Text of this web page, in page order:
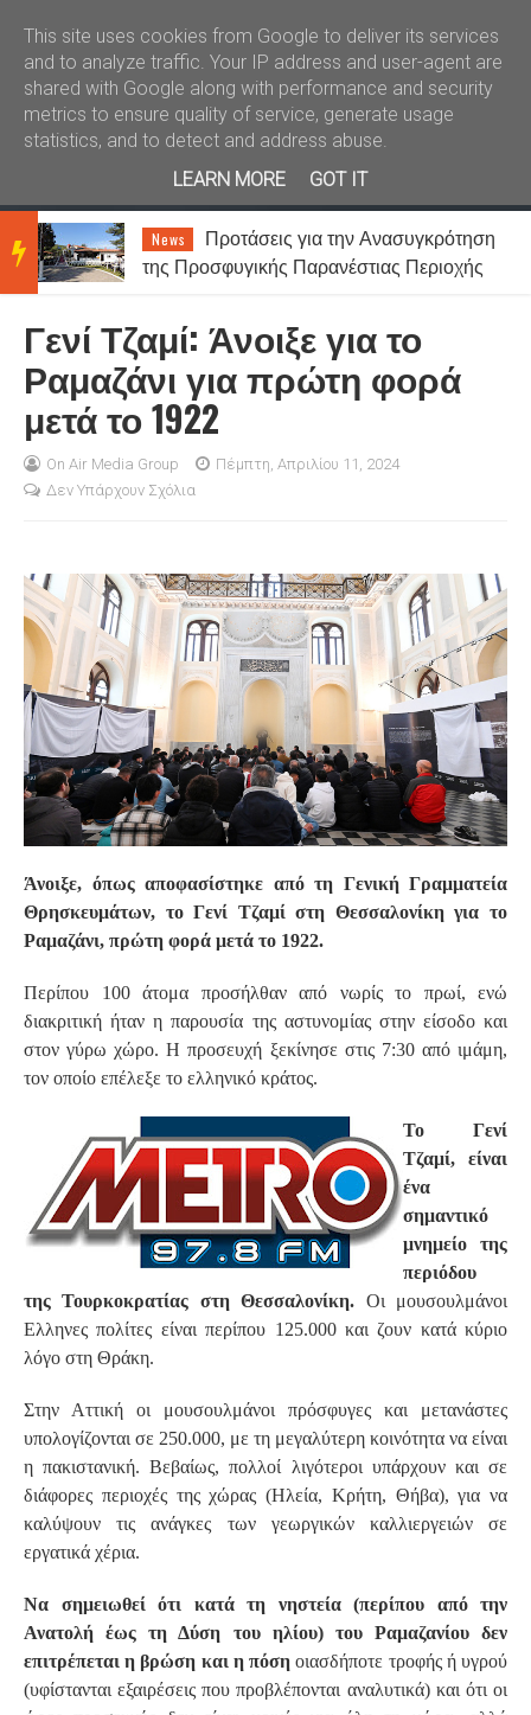
Καλώς ήλθατε Kral News
BRE
AKIN
NEW
News
Προτάσεις για την Ανασυγκρότηση
της Προσφυγικής Παρανέστιας Περιοχής
Γενί Τζαμί: Άνοιξε για το
Ραμαζάνι για πρώτη φορά
μετά το 1922
On Air Media Group
Πέμπτη, Απριλίου 11, 2024
Δεν Υπάρχουν Σχόλια
Άνοιξε, όπως αποφασίστηκε από τη Γενική Γραμματεία
Θρησκευμάτων, το Γενί Τζαμί στη Θεσσαλονίκη για το
Ραμαζάνι, πρώτη φορά μετά το 1922.
Περίπου 100 άτομα προσήλθαν από νωρίς το πρωί, ενώ
διακριτική ήταν η παρουσία της αστυνομίας στην είσοδο και
στον γύρω χώρο. Η προσευχή ξεκίνησε στις 7:30 από ιμάμη,
τον οποίο επέλεξε το ελληνικό κράτος.
Το Γενί
Τζαμί, είναι
ένα
σημαντικό
μνημείο της
περιόδου
της Τουρκοκρατίας στη Θεσσαλονίκη. Οι μουσουλμάνοι
Ελληνες πολίτες είναι περίπου 125.000 και ζουν κατά κύριο
λόγο στη Θράκη.
Στην Αττική οι μουσουλμάνοι πρόσφυγες και μετανάστες
υπολογίζονται σε 250.000, με τη μεγαλύτερη κοινότητα να είναι
η πακιστανική. Βεβαίως, πολλοί λιγότεροι υπάρχουν και σε
διάφορες περιοχές της χώρας (Ηλεία, Κρήτη, Θήβα), για να
καλύψουν τις ανάγκες των γεωργικών καλλιεργειών σε
εργατικά χέρια.
Να σημειωθεί ότι κατά τη νηστεία (περίπου από την
Ανατολή έως τη Δύση του ηλίου) του Ραμαζανίου δεν
επιτρέπεται η βρώση και η πόση οιασδήποτε τροφής ή υγρού
(υφίστανται εξαιρέσεις που προβλέπονται αναλυτικά) και ότι οι
This site uses cookies from Google to deliver its services
and to analyze traffic. Your IP address and user-agent are
shared with Google along with performance and security
metrics to ensure quality of service, generate usage
statistics, and to detect and address abuse.
LEARN MORE
GOT IT